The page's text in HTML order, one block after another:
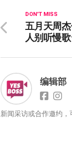
DON'T MISS
五月天周
人别听慢歌
编辑部
新闻采访或合作邀约，